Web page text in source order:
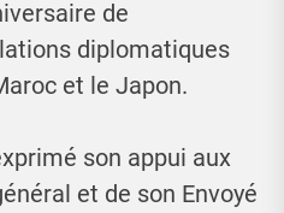
de
diplomatiques
et le Japon.
son appui aux
et de son Envoyé